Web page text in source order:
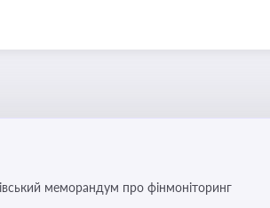
меморандум про фінмоніторинг